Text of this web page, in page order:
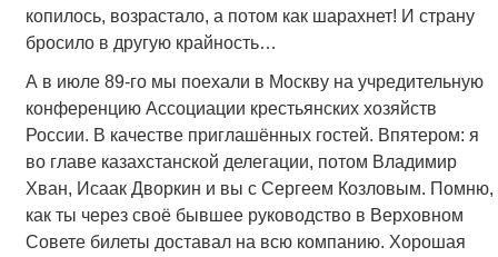
копилось, возрастало, а потом как шарахнет! И страну
бросило в другую крайность…
А в июле 89-го мы поехали в Москву на учредительную
конференцию Ассоциации крестьянских хозяйств
России. В качестве приглашённых гостей. Впятером: я
во главе казахстанской делегации, потом Владимир
Хван, Исаак Дворкин и вы с Сергеем Козловым. Помню,
как ты через своё бывшее руководство в Верховном
Совете билеты доставал на всю компанию. Хорошая